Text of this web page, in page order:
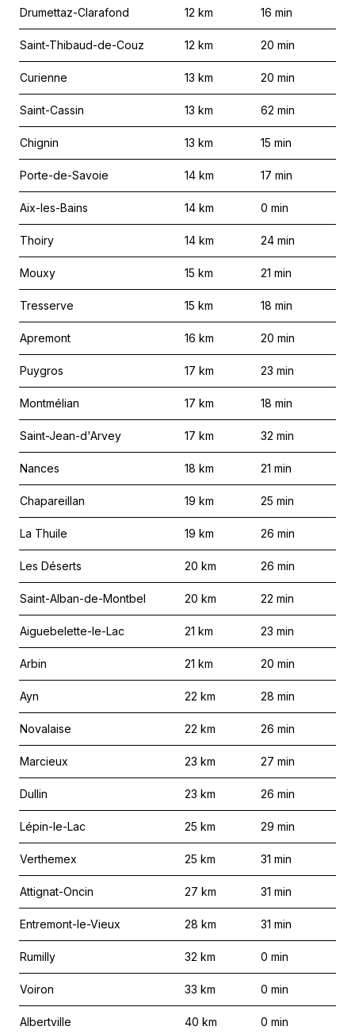
Drumettaz-Clarafond 12 km 16 min
Saint-Thibaud-de-Couz 12 km 20 min
Curienne 13 km 20 min
Saint-Cassin 13 km 62 min
Chignin 13 km 15 min
Porte-de-Savoie 14 km 17 min
Aix-les-Bains 14 km 0 min
Thoiry 14 km 24 min
Mouxy 15 km 21 min
Tresserve 15 km 18 min
Apremont 16 km 20 min
Puygros 17 km 23 min
Montmélian 17 km 18 min
Saint-Jean-d'Arvey 17 km 32 min
Nances 18 km 21 min
Chapareillan 19 km 25 min
La Thuile 19 km 26 min
Les Déserts 20 km 26 min
Saint-Alban-de-Montbel 20 km 22 min
Aiguebelette-le-Lac 21 km 23 min
Arbin 21 km 20 min
Ayn 22 km 28 min
Novalaise 22 km 26 min
Marcieux 23 km 27 min
Dullin 23 km 26 min
Lépin-le-Lac 25 km 29 min
Verthemex 25 km 31 min
Attignat-Oncin 27 km 31 min
Entremont-le-Vieux 28 km 31 min
Rumilly 32 km 0 min
Voiron 33 km 0 min
Albertville 40 km 0 min